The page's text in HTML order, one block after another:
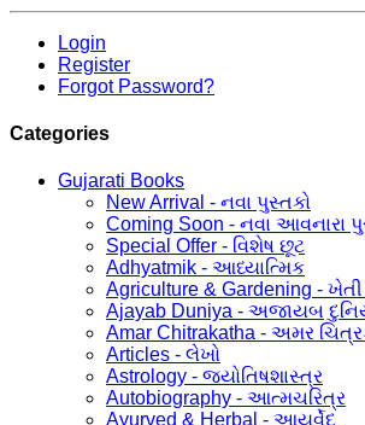
Login
Register
Forgot Password?
Categories
Gujarati Books
New Arrival - નવા પુસ્તકો
Coming Soon - નવા આવનારા
Special Offer - વિશેષ છૂટ
Adhyatmik - આધ્યાત્મિક
Agriculture & Gardening - ખેતી
Ajayab Duniya - અજાયબ
Amar Chitrakatha - અમર
Articles - લેખો
Astrology - જ્યોતિષશાસ્ત્ર
Autobiography - આત્મચરિત્ર
Ayurved & Herbal - આયૂર્વેદ